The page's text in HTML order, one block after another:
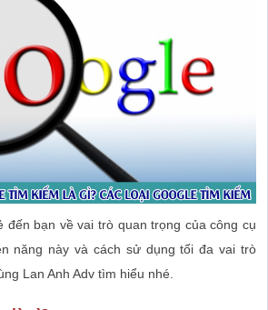
đến bạn về vai trò quan trọng của công cụ
năng này và cách sử dụng tối đa vai trò
Lan Anh Adv tìm hiểu nhé.